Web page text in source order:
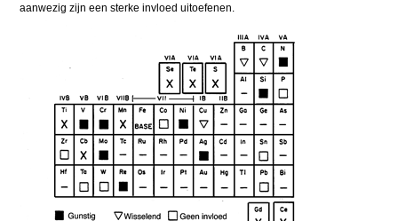
aanwezig zijn een sterke invloed uitoefenen.